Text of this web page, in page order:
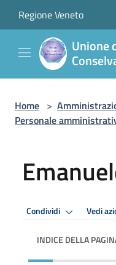
Regione Veneto
Unione
Home >
Personale
Condividi Vedi
INDICE DELLA